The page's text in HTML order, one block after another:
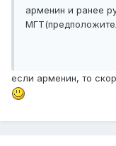
арменин и ранее
если арменин, то